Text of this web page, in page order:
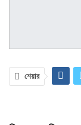
শেয়ার